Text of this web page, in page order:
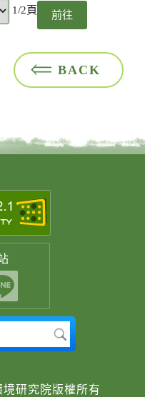
1/2頁 前往
BACK
研究院版權所有